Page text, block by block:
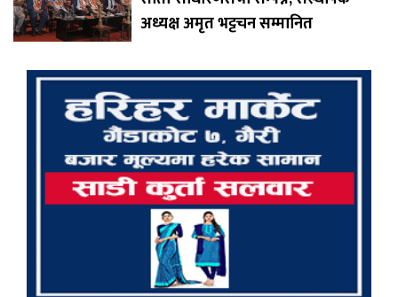
अध्यक्ष अमृत भट्टचन सम्मानित